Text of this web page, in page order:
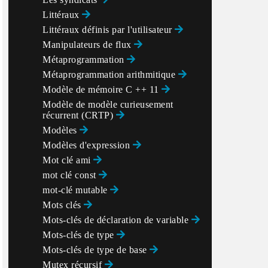
Littéraux
Littéraux définis par l'utilisateur
Manipulateurs de flux
Métaprogrammation
Métaprogrammation arithmitique
Modèle de mémoire C ++ 11
Modèle de modèle curieusement
récurrent (CRTP)
Modèles
Modèles d'expression
Mot clé ami
mot clé const
mot-clé mutable
Mots clés
Mots-clés de déclaration de variable
Mots-clés de type
Mots-clés de type de base
Mutex récursif